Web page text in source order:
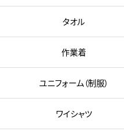
タオル
作業着
ユニフォーム（制服）
ワイシャツ